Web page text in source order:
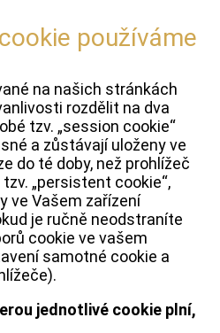
používáme
na našich stránkách
rozdělit na dva
tzv. „session cookie“
a zůstávají uloženy ve
do té doby, než prohlížeč
„persistent cookie“,
ve Vašem zařízení
je ručně neodstraníte
cookie ve vašem
samotné cookie a
jednotlivé cookie plní,